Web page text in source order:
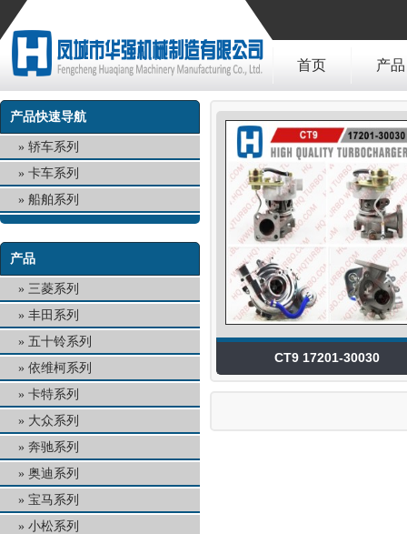
首页 产品
产品快速导航
轿车系列
卡车系列
船舶系列
产品
三菱系列
丰田系列
五十铃系列
依维柯系列
卡特系列
大众系列
奔驰系列
奥迪系列
宝马系列
小松系列
CT9 17201-30030